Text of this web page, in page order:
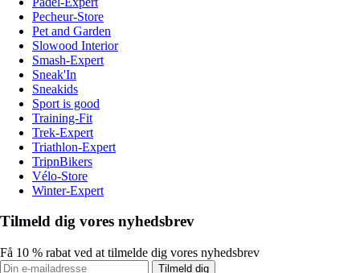
Pecheur-Store
Pet and Garden
Slowood Interior
Smash-Expert
Sneak'In
Sneakids
Sport is good
Training-Fit
Trek-Expert
Triathlon-Expert
TripnBikers
Vélo-Store
Winter-Expert
Tilmeld dig vores nyhedsbrev
Få 10 % rabat ved at tilmelde dig vores nyhedsbrev
Tilmeld dig